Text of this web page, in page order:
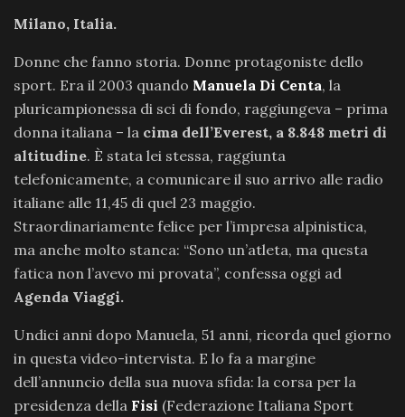
Milano, Italia.
Donne che fanno storia. Donne protagoniste dello
sport. Era il 2003 quando Manuela Di Centa, la
pluricampionessa di sci di fondo, raggiungeva – prima
donna italiana – la cima dell’Everest, a 8.848 metri di
altitudine. È stata lei stessa, raggiunta
telefonicamente, a comunicare il suo arrivo alle radio
italiane alle 11,45 di quel 23 maggio.
Straordinariamente felice per l’impresa alpinistica,
ma anche molto stanca: “Sono un’atleta, ma questa
fatica non l’avevo mi provata”, confessa oggi ad
Agenda Viaggi.
Undici anni dopo Manuela, 51 anni, ricorda quel giorno
in questa video-intervista. E lo fa a margine
dell’annuncio della sua nuova sfida: la corsa per la
presidenza della Fisi (Federazione Italiana Sport